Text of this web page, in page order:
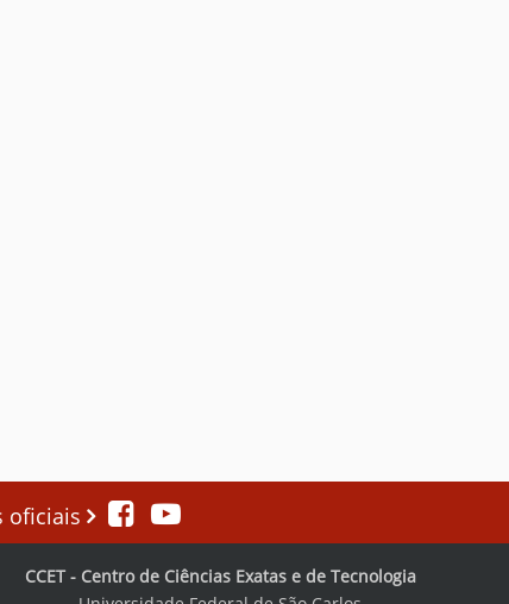
oficiais
CCET - Centro de Ciências Exatas e de Tecnologia